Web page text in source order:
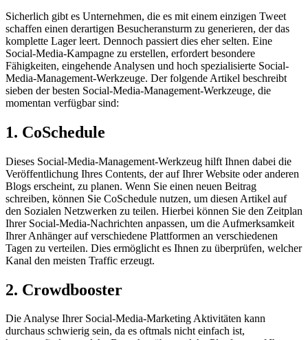
Sicherlich gibt es Unternehmen, die es mit einem einzigen Tweet
schaffen einen derartigen Besucheransturm zu generieren, der das
komplette Lager leert. Dennoch passiert dies eher selten. Eine
Social-Media-Kampagne zu erstellen, erfordert besondere
Fähigkeiten, eingehende Analysen und hoch spezialisierte Social-
Media-Management-Werkzeuge. Der folgende Artikel beschreibt
sieben der besten Social-Media-Management-Werkzeuge, die
momentan verfügbar sind:
1. CoSchedule
Dieses Social-Media-Management-Werkzeug hilft Ihnen dabei die
Veröffentlichung Ihres Contents, der auf Ihrer Website oder anderen
Blogs erscheint, zu planen. Wenn Sie einen neuen Beitrag
schreiben, können Sie CoSchedule nutzen, um diesen Artikel auf
den Sozialen Netzwerken zu teilen. Hierbei können Sie den Zeitplan
Ihrer Social-Media-Nachrichten anpassen, um die Aufmerksamkeit
Ihrer Anhänger auf verschiedene Plattformen an verschiedenen
Tagen zu verteilen. Dies ermöglicht es Ihnen zu überprüfen, welcher
Kanal den meisten Traffic erzeugt.
2. Crowdbooster
Die Analyse Ihrer Social-Media-Marketing Aktivitäten kann
durchaus schwierig sein, da es oftmals nicht einfach ist,